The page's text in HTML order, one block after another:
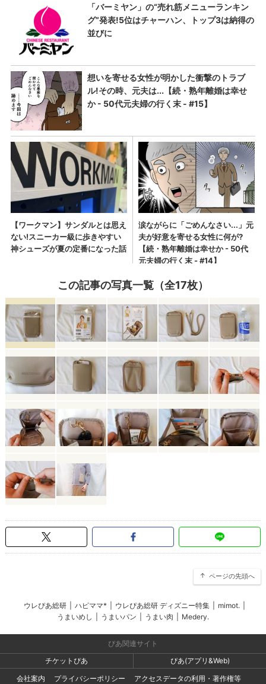
この記事の写真一覧（全17枚）
ページの先頭へ
ウレぴあ総研 ハピママ* ウレぴあ総研 ディズニー特集 mimot.
うまいめし
うまいパン うまい肉 Medery.
ぴあ関連サイト
チケットぴあ
ぴあ(アプリ&Web)
会社案内
プライバシーポリシー アクセスデータの利用・著作権等